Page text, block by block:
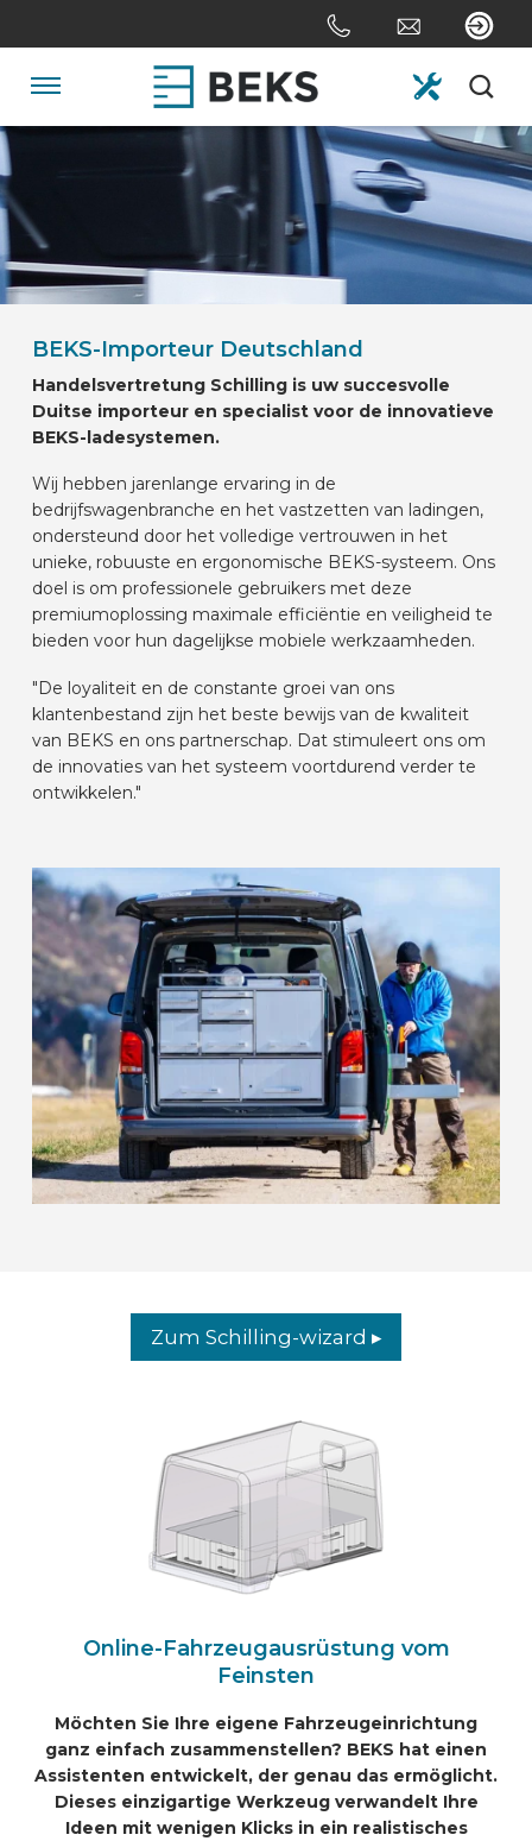
Spring
OVER ONS
MAATWERK
SECTOREN
AUTOMERKEN
CONTACT
VOERTUIG INRICHTEN
NL
BEKS-Importeur Deutschland
Handelsvertretung Schilling is uw succesvolle
Duitse importeur en specialist voor de innovatieve
BEKS-ladesystemen.
Wij hebben jarenlange ervaring in de
bedrijfswagenbranche en het vastzetten van ladingen,
ondersteund door het volledige vertrouwen in het
unieke, robuuste en ergonomische BEKS-systeem. Ons
doel is om professionele gebruikers met deze
premiumoplossing maximale efficiëntie en veiligheid te
bieden voor hun dagelijkse mobiele werkzaamheden.
"De loyaliteit en de constante groei van ons
klantenbestand zijn het beste bewijs van de kwaliteit
van BEKS en ons partnerschap. Dat stimuleert ons om
de innovaties van het systeem voortdurend verder te
ontwikkelen."
Zum Schilling-wizard ▸
Online-Fahrzeugausrüstung vom
Feinsten
Möchten Sie Ihre eigene Fahrzeugeinrichtung
ganz einfach zusammenstellen? BEKS hat einen
Assistenten entwickelt, der genau das ermöglicht.
Dieses einzigartige Werkzeug verwandelt Ihre
Ideen mit wenigen Klicks in ein realistisches